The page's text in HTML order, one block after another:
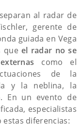
al radar de
gerente de
guiada en Vega
queel radar no se
como el
de la
y la neblina, la
En un evento de
especialistas
diferencias: